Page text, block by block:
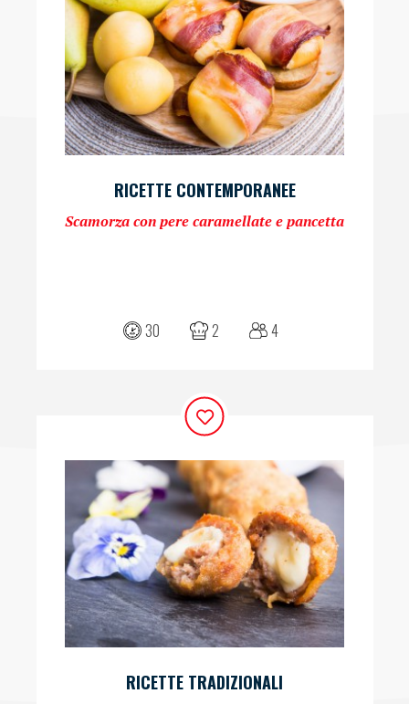
RICETTE CONTEMPORANEE
Scamorza con pere caramellate e pancetta
30 2 4
RICETTE TRADIZIONALI